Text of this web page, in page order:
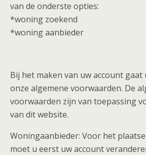
van de onderste opties:
*woning zoekend
*woning aanbieder
Bij het maken van uw account
onze algemene voorwaarden. De
voorwaarden zijn van toepassing
van dit website.
Woningaanbieder: Voor het
moet u eerst uw account